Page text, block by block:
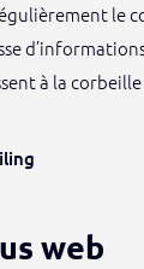
le
à la
web